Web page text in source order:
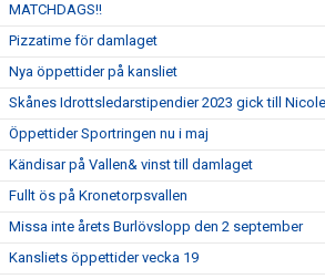
MATCHDAGS!!
Pizzatime för damlaget
Nya öppettider på kansliet
Skånes Idrottsledarstipendier 2023 gick till
Öppettider Sportringen nu i maj
Kändisar på Vallen& vinst till damlaget
Fullt ös på Kronetorpsvallen
Missa inte årets Burlövslopp den 2 september
Kansliets öppettider vecka 19